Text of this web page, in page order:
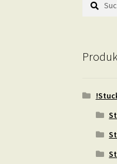
nach: